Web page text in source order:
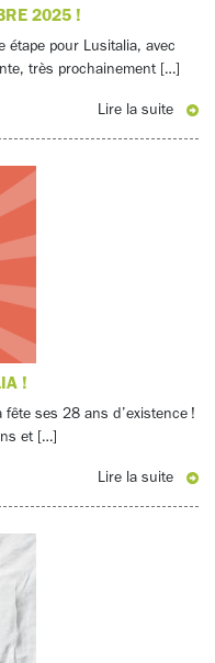
2025 !
étape pour Lusitalia, avec
très prochainement […]
Lire la suite
!
ses 28 ans d’existence !
et […]
Lire la suite